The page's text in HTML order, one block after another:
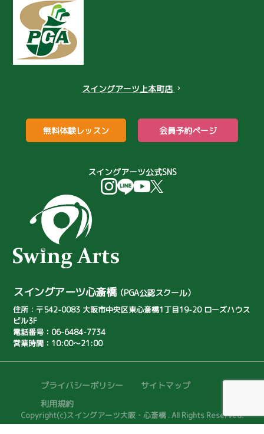
ワンオンチャレンジ
ケア
ストレッチ
ゴルフマナー
コンペ
忘年会
パター
ゴルフバカ
打ちっぱなし場
伏尾ゴルフ倶楽部
月例会
バンカーのコツ
シミレーションゴルフ
子供向けゴルフ教室
ジュニア向けゴルフレッスン
トリッキーなゴルフコース
ボギーオン率
西岡利佳子
河村萌波
浦上 真乙
ゴルフ練習器具
スポンサードプロ
ドラコン
スイングアーツ上本町店 chevron_right
無料体験レッスン 会員予約ページ
スイングアーツ公式SNS
スイングアーツ心斎橋（PGA公認スクール）
住所：〒542-0083 大阪市中央区東心斎橋1丁目19-20 ローズハウス
ビル3F
電話番号：06-6484-7734
営業時間：10:00～21:00
プライバシーポリシー
サイトマップ
利用規約
Copyright(c)スイングアーツ大阪・心斎橋 . All Rights Reserved.